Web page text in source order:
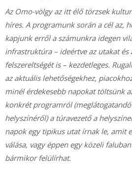
Az Omo-völgy az itt élő törzsek
híres. A programunk során a cél az,
kapjunk erről a számunkra idegen
infrastruktúra – ideértve az utakat és
felszereltségét is – kezdetleges.
az aktuális lehetőségekhez,
minél érdekesebb napokat töltsünk
konkrét programról
helyszínéről) a túravezető a
napok egy tipikus utat írnak le, amit
válása, vagy éppen egy közeli
bármikor felülírhat.